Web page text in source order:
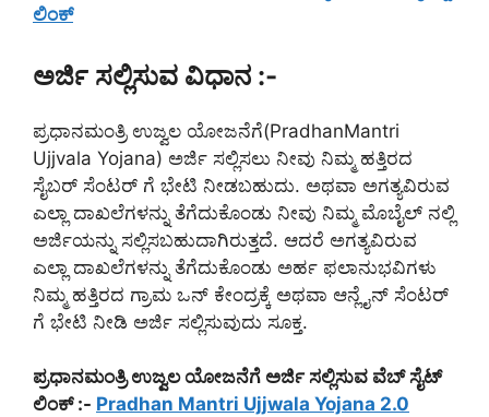
ಲಿಂಕ್
ಅರ್ಜಿ ಸಲ್ಲಿಸುವ ವಿಧಾನ :-
ಪ್ರಧಾನಮಂತ್ರಿ ಉಜ್ವಲ ಯೋಜನೆಗೆ(PradhanMantri
Ujjvala Yojana) ಅರ್ಜಿ ಸಲ್ಲಿಸಲು ನೀವು ನಿಮ್ಮ ಹತ್ತಿರದ
ಸೈಬರ್ ಸೆಂಟರ್ ಗೆ ಭೇಟಿ ನೀಡಬಹುದು. ಅಥವಾ ಅಗತ್ಯವಿರುವ
ಎಲ್ಲಾ ದಾಖಲೆಗಳನ್ನು ತೆಗೆದುಕೊಂಡು ನೀವು ನಿಮ್ಮ ಮೊಬೈಲ್ ನಲ್ಲಿ
ಅರ್ಜಿಯನ್ನು ಸಲ್ಲಿಸಬಹುದಾಗಿರುತ್ತದೆ. ಆದರೆ ಅಗತ್ಯವಿರುವ
ಎಲ್ಲಾ ದಾಖಲೆಗಳನ್ನು ತೆಗೆದುಕೊಂಡು ಅರ್ಹ ಫಲಾನುಭವಿಗಳು
ನಿಮ್ಮ ಹತ್ತಿರದ ಗ್ರಾಮ ಒನ್ ಕೇಂದ್ರಕ್ಕೆ ಅಥವಾ ಆನ್ಲೈನ್ ಸೆಂಟರ್
ಗೆ ಭೇಟಿ ನೀಡಿ ಅರ್ಜಿ ಸಲ್ಲಿಸುವುದು ಸೂಕ್ತ.
ಪ್ರಧಾನಮಂತ್ರಿ ಉಜ್ವಲ ಯೋಜನೆಗೆ ಅರ್ಜಿ ಸಲ್ಲಿಸುವ ವೆಬ್ ಸೈಟ್
ಲಿಂಕ್ :- Pradhan Mantri Ujjwala Yojana 2.0